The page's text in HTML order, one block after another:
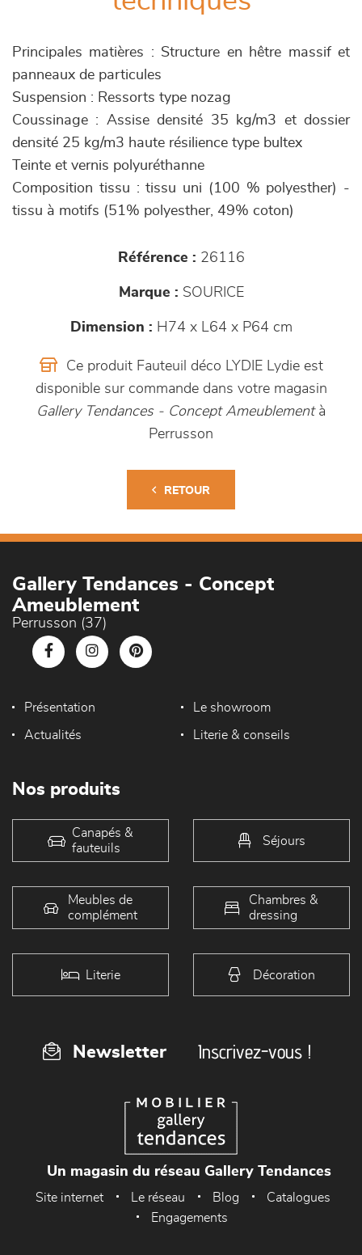
Principales matières : Structure en hêtre massif et
panneaux de particules
Suspension : Ressorts type nozag
Coussinage : Assise densité 35 kg/m3 et dossier
densité 25 kg/m3 haute résilience type bultex
Teinte et vernis polyuréthanne
Composition tissu : tissu uni (100 % polyesther) -
tissu à motifs (51% polyesther, 49% coton)
Référence : 26116
Marque : SOURICE
Dimension : H74 x L64 x P64 cm
Ce produit Fauteuil déco LYDIE Lydie est
disponible sur commande dans votre magasin
Gallery Tendances - Concept Ameublement à
Perrusson
RETOUR
Gallery Tendances - Concept
Ameublement
Perrusson (37)
Présentation Le showroom
Actualités Literie & conseils
Nos produits
Canapés &
fauteuils
Séjours
Meubles de
complément
Chambres &
dressing
Literie Décoration
Newsletter Inscrivez-vous !
Un magasin du réseau Gallery Tendances
Site internet Le réseau Blog
Catalogues
Engagements